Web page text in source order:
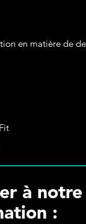
en matière de
à
: